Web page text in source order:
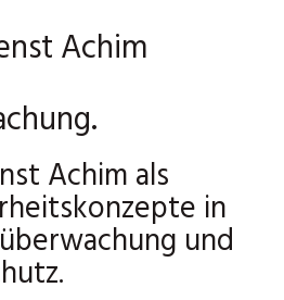
Achim
Achim als
in
und